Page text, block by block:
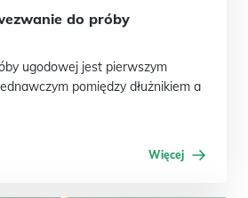
do próby
ugodowej jest pierwszym
pomiędzy dłużnikiem a
Więcej